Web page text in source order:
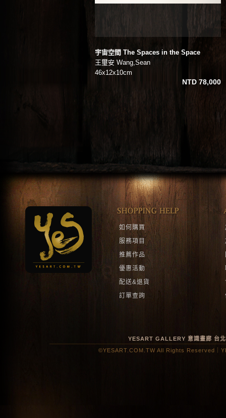
宇宙空間 The Spaces in the Space
王璽安 Wang,Sean
46x12x10cm
NTD 78,000
如何購買
服務項目
推薦作品
優惠活動
配送&退貨
訂單查詢
YESART GALLERY 意識畫廊 台
©YESART.COM.TW All Rights Reserved｜